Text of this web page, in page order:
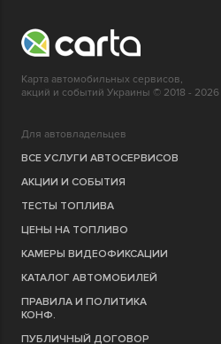
Карта автомобильных сервисов,
акций и событий Украины © 2018 - 2026
Для автовладельцев
ВСЕ УСЛУГИ АВТОСЕРВИСОВ
АКЦИИ И СОБЫТИЯ
ТЕСТЫ ТОПЛИВА
ЦЕНЫ НА ТОПЛИВО
КАМЕРЫ ВИДЕОФИКСАЦИИ
КАТАЛОГ АВТОМОБИЛЕЙ
ПРАВИЛА И ПОЛИТИКА
КОНФ.
ПУБЛИЧНЫЙ ДОГОВОР